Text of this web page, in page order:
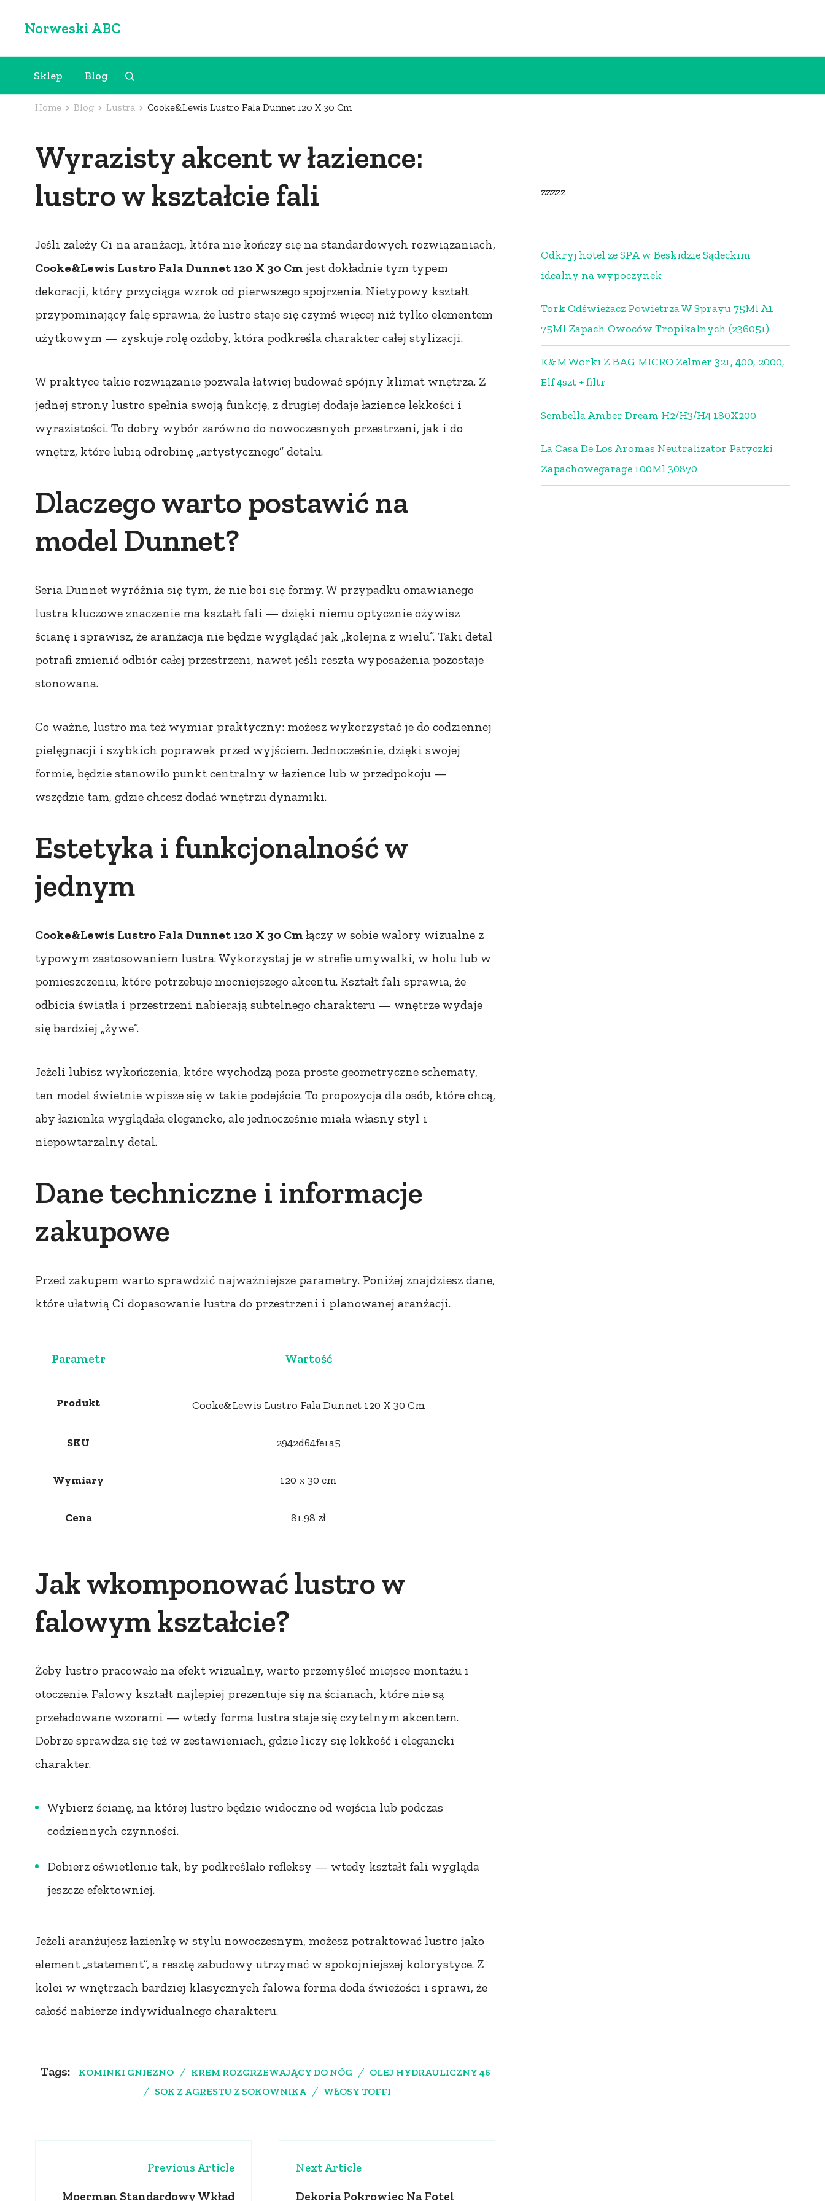
Norweski ABC
Sklep Blog
Home Blog Lustra Cooke&Lewis Lustro Fala Dunnet 120 X 30 Cm
Wyrazisty akcent w łazience:
lustro w kształcie fali
Jeśli zależy Ci na aranżacji, która nie kończy się na standardowych rozwiązaniach,
Cooke&Lewis Lustro Fala Dunnet 120 X 30 Cm jest dokładnie tym typem
dekoracji, który przyciąga wzrok od pierwszego spojrzenia. Nietypowy kształt
przypominający falę sprawia, że lustro staje się czymś więcej niż tylko elementem
użytkowym — zyskuje rolę ozdoby, która podkreśla charakter całej stylizacji.
W praktyce takie rozwiązanie pozwala łatwiej budować spójny klimat wnętrza. Z
jednej strony lustro spełnia swoją funkcję, z drugiej dodaje łazience lekkości i
wyrazistości. To dobry wybór zarówno do nowoczesnych przestrzeni, jak i do
wnętrz, które lubią odrobinę „artystycznego” detalu.
Dlaczego warto postawić na
model Dunnet?
Seria Dunnet wyróżnia się tym, że nie boi się formy. W przypadku omawianego
lustra kluczowe znaczenie ma kształt fali — dzięki niemu optycznie ożywisz
ścianę i sprawisz, że aranżacja nie będzie wyglądać jak „kolejna z wielu”. Taki detal
potrafi zmienić odbiór całej przestrzeni, nawet jeśli reszta wyposażenia pozostaje
stonowana.
Co ważne, lustro ma też wymiar praktyczny: możesz wykorzystać je do codziennej
pielęgnacji i szybkich poprawek przed wyjściem. Jednocześnie, dzięki swojej
formie, będzie stanowiło punkt centralny w łazience lub w przedpokoju —
wszędzie tam, gdzie chcesz dodać wnętrzu dynamiki.
Estetyka i funkcjonalność w
jednym
Cooke&Lewis Lustro Fala Dunnet 120 X 30 Cm łączy w sobie walory wizualne z
typowym zastosowaniem lustra. Wykorzystaj je w strefie umywalki, w holu lub w
pomieszczeniu, które potrzebuje mocniejszego akcentu. Kształt fali sprawia, że
odbicia światła i przestrzeni nabierają subtelnego charakteru — wnętrze wydaje
się bardziej „żywe”.
Jeżeli lubisz wykończenia, które wychodzą poza proste geometryczne schematy,
ten model świetnie wpisze się w takie podejście. To propozycja dla osób, które chcą,
aby łazienka wyglądała elegancko, ale jednocześnie miała własny styl i
niepowtarzalny detal.
Dane techniczne i informacje
zakupowe
Przed zakupem warto sprawdzić najważniejsze parametry. Poniżej znajdziesz dane,
które ułatwią Ci dopasowanie lustra do przestrzeni i planowanej aranżacji.
Parametr Wartość
Produkt Cooke&Lewis Lustro Fala Dunnet 120 X 30 Cm
SKU 2942d64fe1a5
Wymiary 120 x 30 cm
Cena 81.98 zł
Jak wkomponować lustro w
falowym kształcie?
Żeby lustro pracowało na efekt wizualny, warto przemyśleć miejsce montażu i
otoczenie. Falowy kształt najlepiej prezentuje się na ścianach, które nie są
przeładowane wzorami — wtedy forma lustra staje się czytelnym akcentem.
Dobrze sprawdza się też w zestawieniach, gdzie liczy się lekkość i elegancki
charakter.
Wybierz ścianę, na której lustro będzie widoczne od wejścia lub podczas
codziennych czynności.
Dobierz oświetlenie tak, by podkreślało refleksy — wtedy kształt fali wygląda
jeszcze efektowniej.
Jeżeli aranżujesz łazienkę w stylu nowoczesnym, możesz potraktować lustro jako
element „statement”, a resztę zabudowy utrzymać w spokojniejszej kolorystyce. Z
kolei w wnętrzach bardziej klasycznych falowa forma doda świeżości i sprawi, że
całość nabierze indywidualnego charakteru.
Tags: KOMINKI GNIEZNO KREM ROZGRZEWAJĄCY DO NÓG
OLEJ HYDRAULICZNY 46
SOK Z AGRESTU Z SOKOWNIKA
WŁOSY TOFFI
Previous Article
Moerman Standardowy Wkład
Next Article
Dekoria Pokrowiec Na Fotel
zzzzz
Odkryj hotel ze SPA w Beskidzie Sądeckim
idealny na wypoczynek
Tork Odświeżacz Powietrza W Sprayu 75Ml A1
75Ml Zapach Owoców Tropikalnych (236051)
K&M Worki Z BAG MICRO Zelmer 321, 400, 2000,
Elf 4szt + filtr
Sembella Amber Dream H2/H3/H4 180X200
La Casa De Los Aromas Neutralizator Patyczki
Zapachowegarage 100Ml 30870